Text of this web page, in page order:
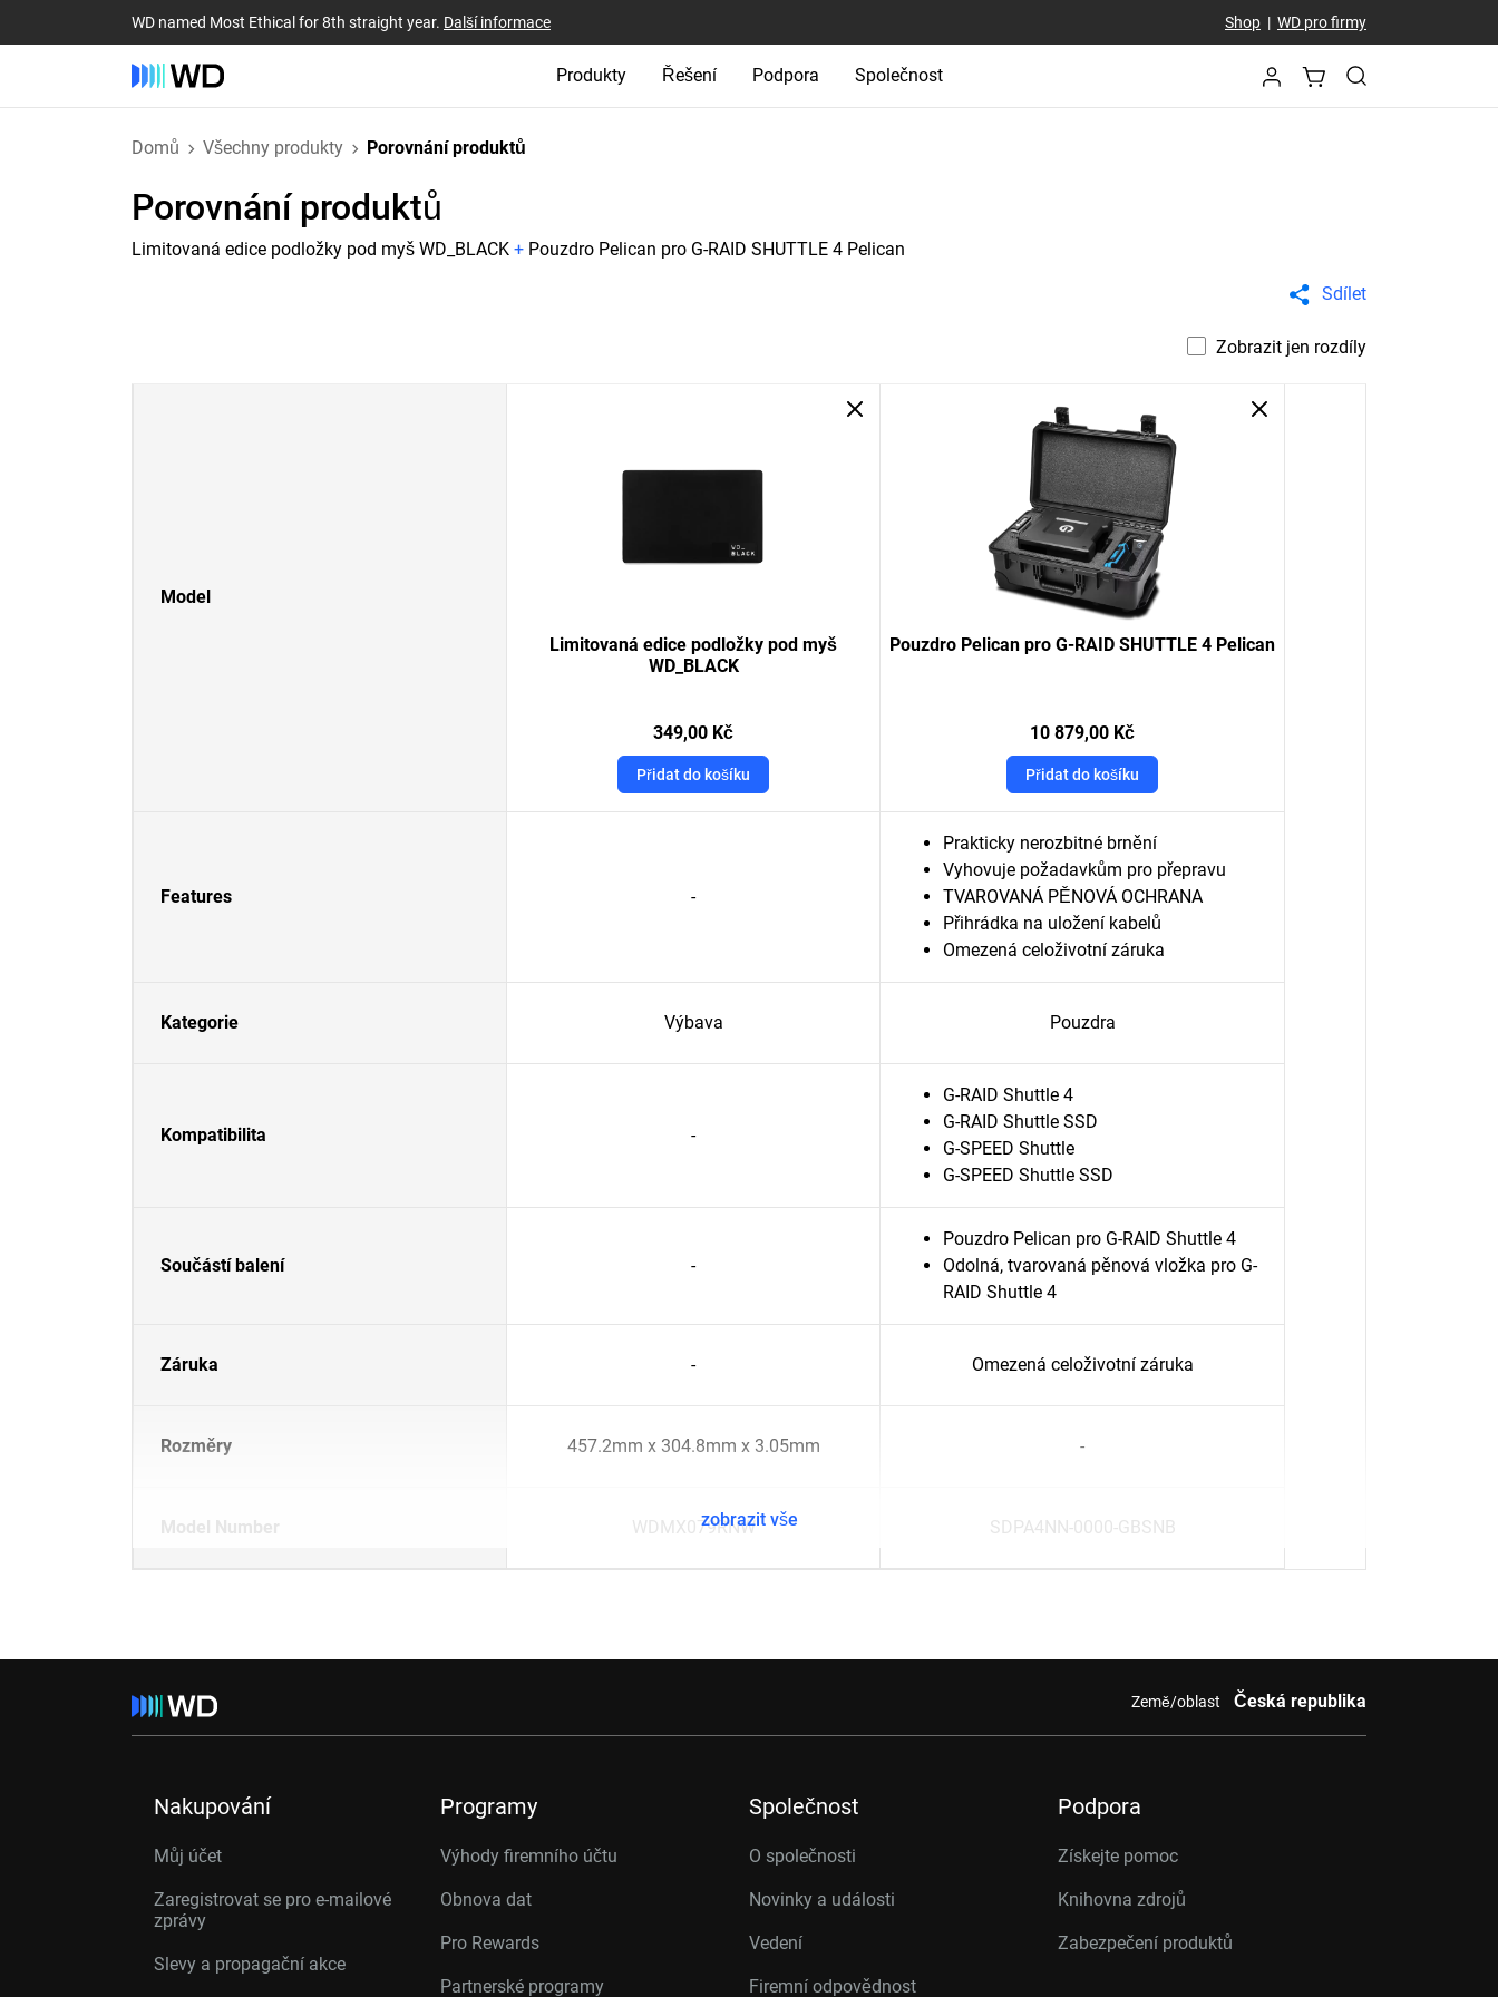
WD named Most Ethical for 8th straight year. Další informace Shop| WD pro firmy
Produkty Řešení Podpora Společnost
Domů Všechny produkty Porovnání produktů
Porovnání produktů
Limitovaná edice podložky pod myš WD_BLACK + Pouzdro Pelican pro G-RAID SHUTTLE 4 Pelican
Sdílet
Zobrazit jen rozdíly
Model
Limitovaná edice podložky pod myš
WD_BLACK
349,00 Kč
Přidat do košíku
Pouzdro Pelican pro G-RAID SHUTTLE 4 Pelican
10 879,00 Kč
Přidat do košíku
Features -
Prakticky nerozbitné brnění
Vyhovuje požadavkům pro přepravu
TVAROVANÁ PĚNOVÁ OCHRANA
Přihrádka na uložení kabelů
Omezená celoživotní záruka
Kategorie Výbava Pouzdra
Kompatibilita -
G-RAID Shuttle 4
G-RAID Shuttle SSD
G-SPEED Shuttle
G-SPEED Shuttle SSD
Součástí balení -
Pouzdro Pelican pro G-RAID Shuttle 4
Odolná, tvarovaná pěnová vložka pro G-
RAID Shuttle 4
Záruka - Omezená celoživotní záruka
Rozměry 457.2mm x 304.8mm x 3.05mm -
Model Number WDMX079RNW SDPA4NN-0000-GBSNB
zobrazit vše
Země/oblast Česká republika
Nakupování
Můj účet
Zaregistrovat se pro e-mailové
zprávy
Slevy a propagační akce
Programy
Výhody firemního účtu
Obnova dat
Pro Rewards
Partnerské programy
Společnost
O společnosti
Novinky a události
Vedení
Firemní odpovědnost
Podpora
Získejte pomoc
Knihovna zdrojů
Zabezpečení produktů